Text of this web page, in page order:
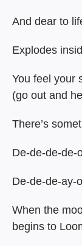
And dear to
Explodes
You feel your
(go out and
There’s
De-de-de-de-
De-de-de-ay-
When the
begins to